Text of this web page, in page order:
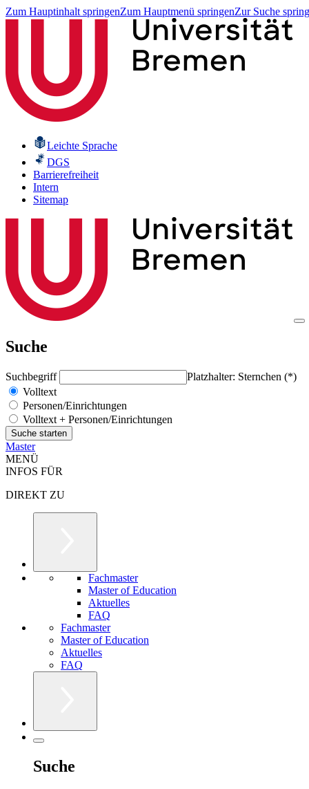
Zum Hauptinhalt springenZum Hauptmenü springenZur Suche
Leichte Sprache
DGS
Barrierefreiheit
Intern
Sitemap
Suche
Suchbegriff
Platzhalter: Sternchen (*)
Volltext
Personen/Einrichtungen
Volltext + Personen/Einrichtungen
Master
MENÜ
INFOS FÜR
DIREKT ZU
Fachmaster
Master of Education
Aktuelles
FAQ
Fachmaster
Master of Education
Aktuelles
FAQ
Suche